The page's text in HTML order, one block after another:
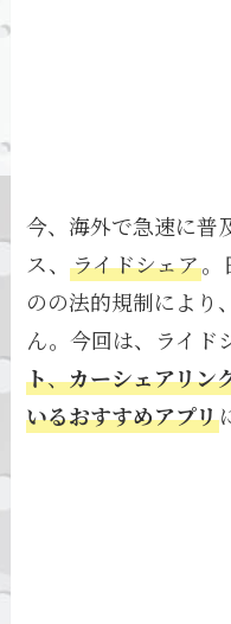
今、海外で急速に普
ス、ライドシェア。
のの法的規制により
ん。今回は、ライド
ト、カーシェアリン
いるおすすめアプリ